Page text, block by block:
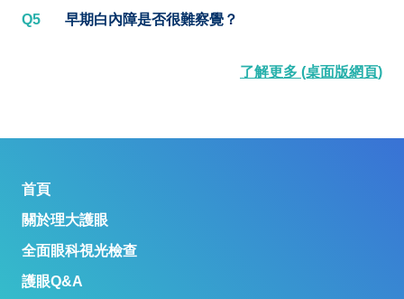
Q5 早期白內障是否很難察覺？
了解更多 (桌面版網頁)
首頁
關於理大護眼
全面眼科視光檢查
護眼Q&A